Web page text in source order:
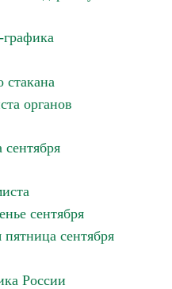
графика
стакана
органов
сентября
сентября
сентября
России